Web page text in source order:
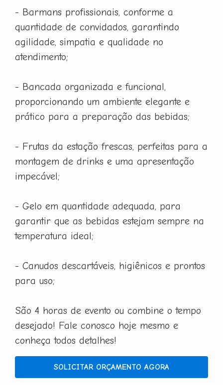
- Barmans profissionais, conforme a
quantidade de convidados, garantindo
agilidade, simpatia e qualidade no
atendimento;
- Bancada organizada e funcional,
proporcionando um ambiente elegante e
prático para a preparação das bebidas;
- Frutas da estação frescas, perfeitas para a
montagem de drinks e uma apresentação
impecável;
- Gelo em quantidade adequada, para
garantir que as bebidas estejam sempre na
temperatura ideal;
- Canudos descartáveis, higiênicos e prontos
para uso;
São 4 horas de evento ou combine o tempo
desejado! Fale conosco hoje mesmo e
conheça todos detalhes!
SOLICITAR ORÇAMENTO AGORA